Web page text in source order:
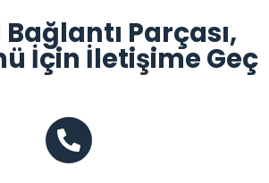
Parçası,
İçin İletişime Geç